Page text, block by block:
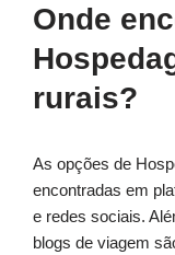
Onde
rurais?
As opções de
encontradas em
e redes sociais.
blogs de viagem